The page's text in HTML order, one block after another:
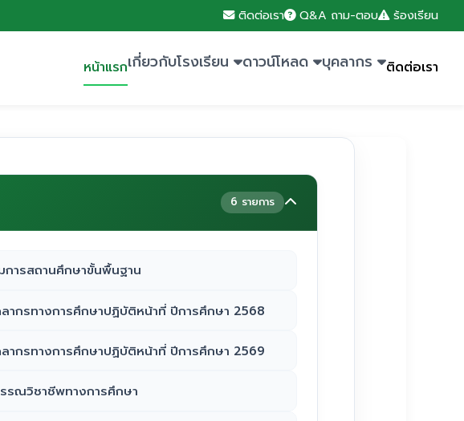
ติดต่อเรา Q&A ถาม-ตอบ ร้องเรียน
หน้าแรกเกี่ยวกับโรงเรียน ดาวน์โหลด บุคลากร ติดต่อเรา
6 รายการ
การสถานศึกษาขั้นพื้นฐาน
ากรทางการศึกษาปฏิบัติหน้าที่ ปีการศึกษา 2568
ากรทางการศึกษาปฏิบัติหน้าที่ ปีการศึกษา 2569
รณวิชาชีพทางการศึกษา